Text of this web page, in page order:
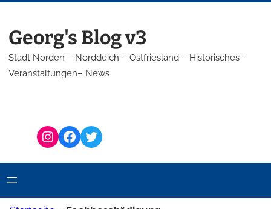
springen
Georg's Blog v3
Stadt Norden – Norddeich – Ostfriesland – Historisches –
Veranstaltungen– News
Instagram Facebook Twitter